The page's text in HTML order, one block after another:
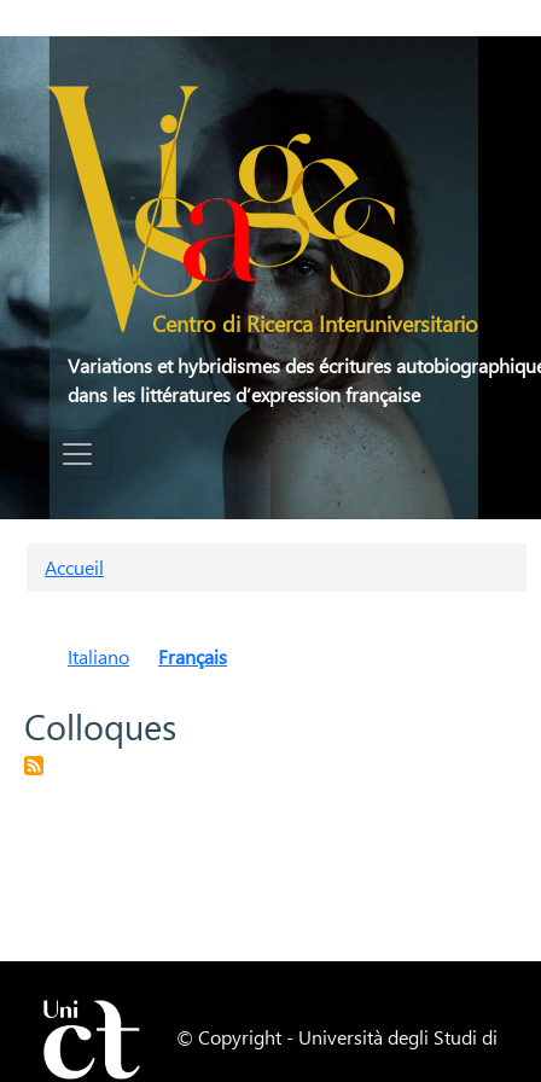
Centro di Ricerca Interuniversitario
Variations et hybridismes des écritures
dans les littératures d’expression française
Fil d'Ariane
Accueil
Italiano Français
Colloques
© Copyright - Università degli Studi di